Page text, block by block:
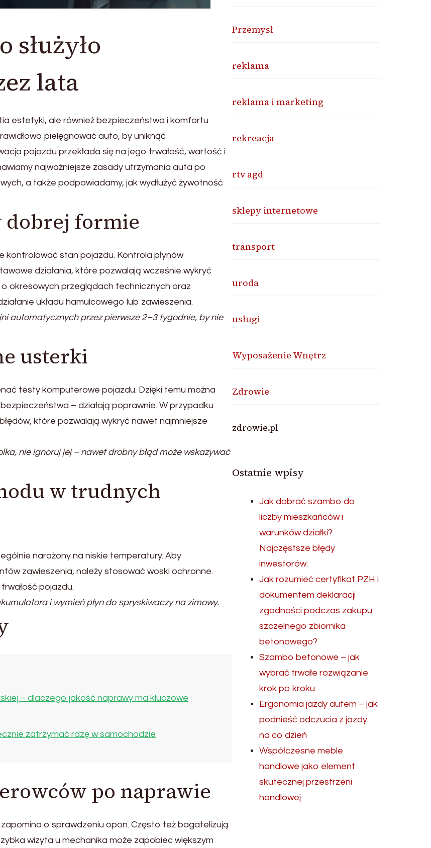
służyło
lata
estetyki, ale również bezpieczeństwa i komfortu
pielęgnować auto, by uniknąć
pojazdu przekłada się na jego trwałość, wartość i
najważniejsze zasady utrzymania auta po
a także podpowiadamy, jak wydłużyć żywotność
dobrej formie
stan pojazdu. Kontrola płynów
działania, które pozwalają wcześnie wykryć
okresowych przeglądach technicznych oraz
układu hamulcowego lub zawieszenia.
automatycznych przez pierwsze 2–3 tygodnie, by nie
usterki
testy komputerowe pojazdu. Dzięki temu można
– działają poprawnie. W przypadku
które pozwalają wykryć nawet najmniejsze
nie ignoruj jej – nawet drobny błąd może wskazywać
w trudnych
narażony na niskie temperatury. Aby
zawieszenia, należy stosować woski ochronne.
pojazdu.
i wymień płyn do spryskiwaczy na zimowy.
– dlaczego jakość naprawy ma kluczowe
zatrzymać rdzę w samochodzie
po naprawie
o sprawdzeniu opon. Często też bagatelizują
wizyta u mechanika może zapobiec większym
Przemysł
reklama
reklama i marketing
rekreacja
rtv agd
sklepy internetowe
transport
uroda
usługi
Wyposażenie Wnętrz
Zdrowie
zdrowie.pl
Ostatnie wpisy
Jak dobrać szambo do
liczby mieszkańców i
warunków działki?
Najczęstsze błędy
inwestorów.
Jak rozumieć certyfikat PZH i
dokumentem deklaracji
zgodności podczas zakupu
szczelnego zbiornika
betonowego?
Szambo betonowe – jak
wybrać trwałe rozwiązanie
krok po kroku
Ergonomia jazdy autem – jak
podnieść odczucia z jazdy
na co dzień
Współczesne meble
handlowe jako element
skutecznej przestrzeni
handlowej